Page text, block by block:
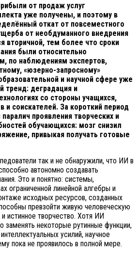
от продаж услуг
уже получены, и поэтому в
откат от повсеместного
от необдуманного внедрения
вторичной, тем более что сроки
были относительно
по наблюдениям экспертов,
«юзерно-запросному»
и научной сфере уже
тренд: деградация и
со стороны учащихся,
и соискателей. За короткий период
проявления творческих и
обучающихся: мозг снизил
привыкая получать готовые
так и не обнаружили, что ИИ в
автономно создавать
Это и понятно: системы,
ограниченной линейной алгебры и
исходных ресурсов, созданных
превзойти живую человеческую
истинное творчество. Хотя ИИ
заменять некоторые рутинные функции,
усилий, научное
пока не проявилось в полной мере.